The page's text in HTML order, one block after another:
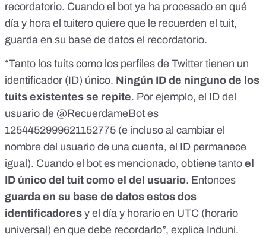
recordatorio. Cuando el bot ya ha procesado en qué
día y hora el tuitero quiere que le recuerden el tuit,
guarda en su base de datos el recordatorio.
“Tanto los tuits como los perfiles de Twitter tienen un
identificador (ID) único. Ningún ID de ninguno de los
tuits existentes se repite. Por ejemplo, el ID del
usuario de @RecuerdameBot es
1254452999621152775 (e incluso al cambiar el
nombre del usuario de una cuenta, el ID permanece
igual). Cuando el bot es mencionado, obtiene tanto el
ID único del tuit como el del usuario. Entonces
guarda en su base de datos estos dos
identificadores y el día y horario en UTC (horario
universal) en que debe recordarlo”, explica Induni.